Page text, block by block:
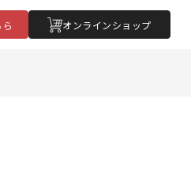
オンラインショップ